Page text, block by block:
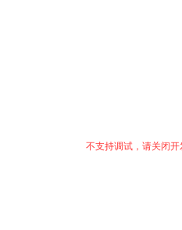
不支持调试，请关闭